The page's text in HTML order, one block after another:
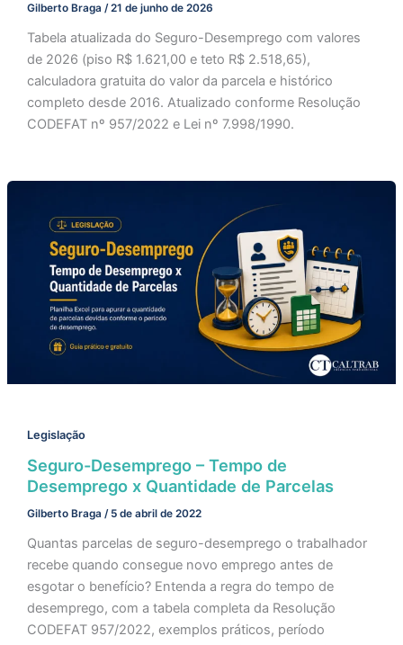
Gilberto Braga /21 de junho de 2026
Tabela atualizada do Seguro-Desemprego com valores
de 2026 (piso R$ 1.621,00 e teto R$ 2.518,65),
calculadora gratuita do valor da parcela e histórico
completo desde 2016. Atualizado conforme Resolução
CODEFAT nº 957/2022 e Lei nº 7.998/1990.
Legislação
Seguro-Desemprego – Tempo de
Desemprego x Quantidade de Parcelas
Gilberto Braga / 5 de abril de 2022
Quantas parcelas de seguro-desemprego o trabalhador
recebe quando consegue novo emprego antes de
esgotar o benefício? Entenda a regra do tempo de
desemprego, com a tabela completa da Resolução
CODEFAT 957/2022, exemplos práticos, período